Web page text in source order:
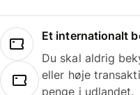
Et internationalt
Du skal aldrig
eller høje
penge i udlandet.